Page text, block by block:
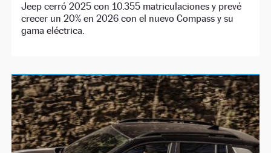
Jeep cerró 2025 con 10.355 matriculaciones y prevé
crecer un 20% en 2026 con el nuevo Compass y su
gama eléctrica.